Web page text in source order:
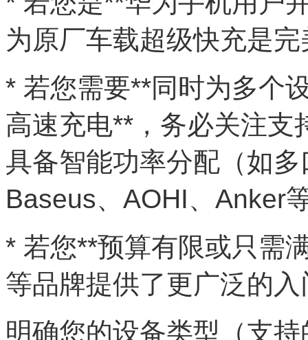
为原厂车载超级快充是
* 若您需要**同时为多个
高速充电**，务必关注支
具备智能功率分配（如
Baseus、AOHI、Anker
* 若您**预算有限或只需
等品牌提供了更广泛的
明确您的设备类型（支